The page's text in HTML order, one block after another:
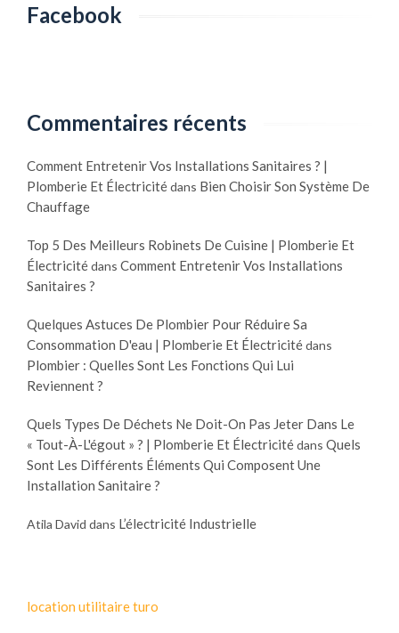
Facebook
Commentaires récents
Comment Entretenir Vos Installations Sanitaires ? |
Plomberie Et Électricitédans Bien Choisir Son Système De
Chauffage
Top 5 Des Meilleurs Robinets De Cuisine | Plomberie Et
Électricitédans Comment Entretenir Vos Installations
Sanitaires ?
Quelques Astuces De Plombier Pour Réduire Sa
Consommation D'eau | Plomberie Et Électricitédans
Plombier : Quelles Sont Les Fonctions Qui Lui
Reviennent ?
Quels Types De Déchets Ne Doit-On Pas Jeter Dans Le
« Tout-À-L'égout » ? | Plomberie Et Électricitédans Quels
Sont Les Différents Éléments Qui Composent Une
Installation Sanitaire ?
Atila David dans L’électricité Industrielle
location utilitaire turo